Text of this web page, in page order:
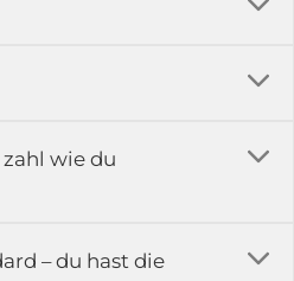
wie du
– du hast die